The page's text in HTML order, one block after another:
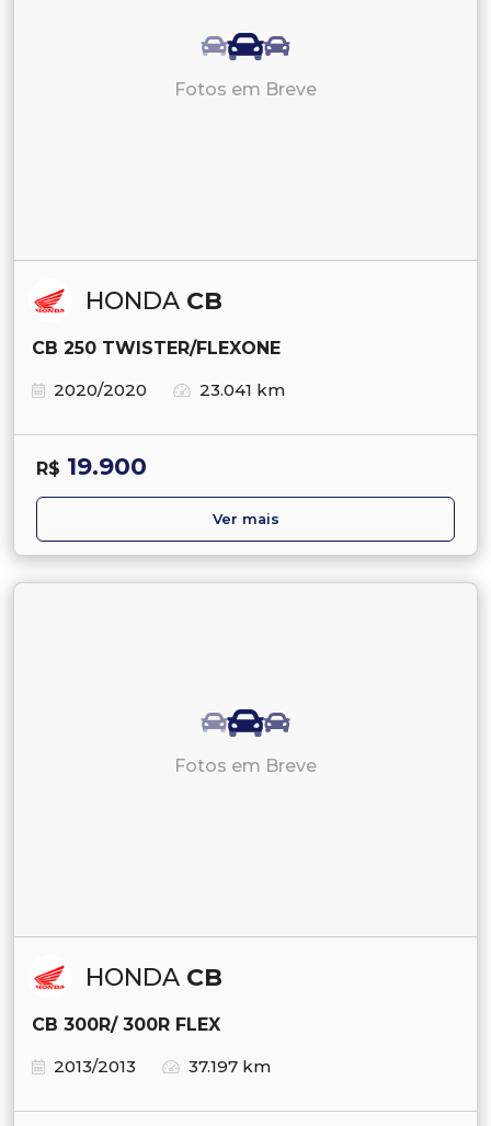
Fotos em Breve
HONDA CB
CB 250 TWISTER/FLEXONE
2020/2020
23.041 km
R$ 19.900
Ver mais
Fotos em Breve
HONDA CB
CB 300R/ 300R FLEX
2013/2013
37.197 km